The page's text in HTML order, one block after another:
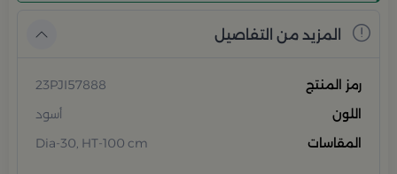
المزيد من التفاصيل
رمز المنتج
23PJI57888
اللون
أسود
المقاسات
Dia-30, HT-100 cm